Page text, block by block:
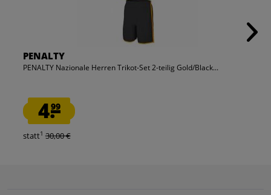
PENALTY
PENALTY Nazionale Herren Trikot-Set 2-teilig Gold/Black...
4.99
statt1 30,00 €